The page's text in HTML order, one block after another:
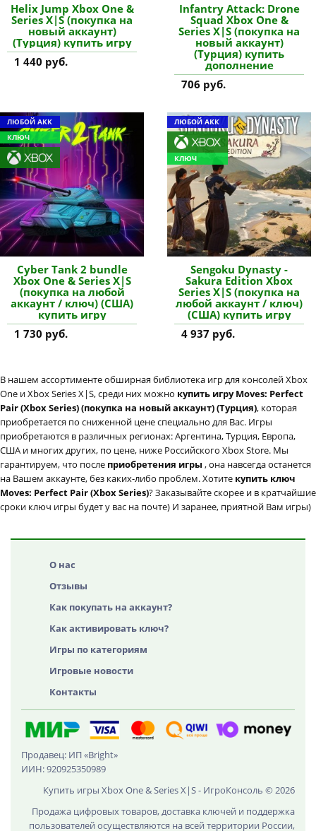
Helix Jump Xbox One &
Series X|S (покупка на
новый аккаунт)
(Турция) купить игру
1 440 руб.
Infantry Attack: Drone
Squad Xbox One &
Series X|S (покупка на
новый аккаунт)
(Турция) купить
дополнение
706 руб.
ЛЮБОЙ АКК
КЛЮЧ
Cyber Tank 2 bundle
Xbox One & Series X|S
(покупка на любой
аккаунт / ключ) (США)
купить игру
1 730 руб.
ЛЮБОЙ АКК
КЛЮЧ
Sengoku Dynasty -
Sakura Edition Xbox
Series X|S (покупка на
любой аккаунт / ключ)
(США) купить игру
4 937 руб.
В нашем ассортименте обширная библиотека игр для консолей Xbox
One и Xbox Series X|S, среди них можно купить игру Moves: Perfect
Pair (Xbox Series) (покупка на новый аккаунт) (Турция), которая
приобретается по сниженной цене специально для Вас. Игры
приобретаются в различных регионах: Аргентина, Турция, Европа,
США и многих других, по цене, ниже Российского Xbox Store. Мы
гарантируем, что после приобретения игры , она навсегда останется
на Вашем аккаунте, без каких-либо проблем. Хотите купить ключ
Moves: Perfect Pair (Xbox Series)? Заказывайте скорее и в кратчайшие
сроки ключ игры будет у вас на почте) И заранее, приятной Вам игры)
О нас
Отзывы
Как покупать на аккаунт?
Как активировать ключ?
Игры по категориям
Игровые новости
Контакты
Продавец: ИП «Bright»
ИИН: 920925350989
Купить игры Xbox One & Series X|S - ИгроКонсоль © 2026
Продажа цифровых товаров, доставка ключей и поддержка
пользователей осуществляются на всей территории России,